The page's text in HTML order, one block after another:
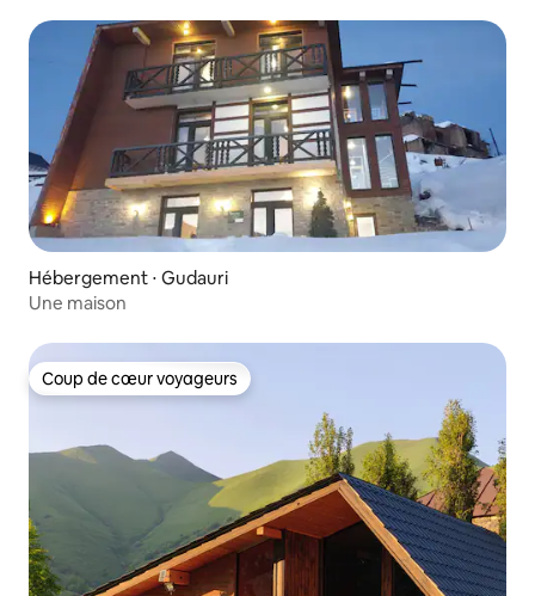
Hébergement ⋅ Gudauri
Une maison
Coup de cœur voyageurs
Coup de cœur voyageurs